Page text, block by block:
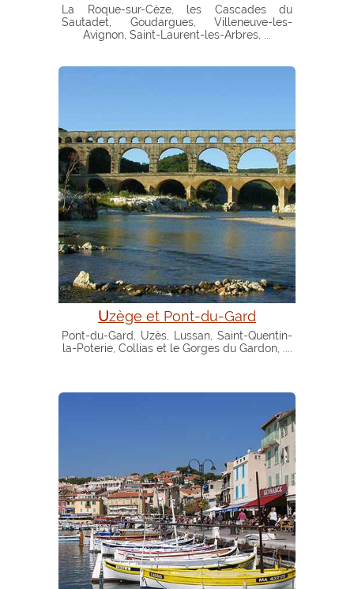
La Roque-sur-Cèze, les Cascades du
Sautadet, Goudargues, Villeneuve-les-
Avignon, Saint-Laurent-les-Arbres, ...
Uzège et Pont-du-Gard
Pont-du-Gard, Uzès, Lussan, Saint-Quentin-
la-Poterie, Collias et le Gorges du Gardon, ....